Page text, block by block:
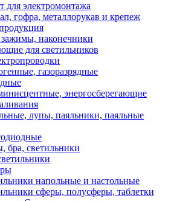
для электромонтажа
гофра, металлорукав и крепеж
наконечники
для светильников
газоразрядные
энергосберегающие
лупы, паяльники, паяльные
бра, светильники
напольные и настольные
сферы, полусферы, таблетки